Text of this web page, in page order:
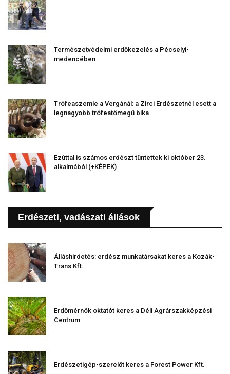
Természetvédelmi erdőkezelés a Pécselyi-
medencében
Trófeaszemle a Vergánál: a Zirci Erdészetnél esett a
legnagyobb trófeatömegű bika
Ezúttal is számos erdészt tüntettek ki október 23.
alkalmából (+KÉPEK)
Erdészeti, vadászati állások
Álláshirdetés: erdész munkatársakat keres a Kozák-
Trans Kft.
Erdőmérnök oktatót keres a Déli Agrárszakképzési
Centrum
Erdészetigép-szerelőt keres a Forest Power Kft.